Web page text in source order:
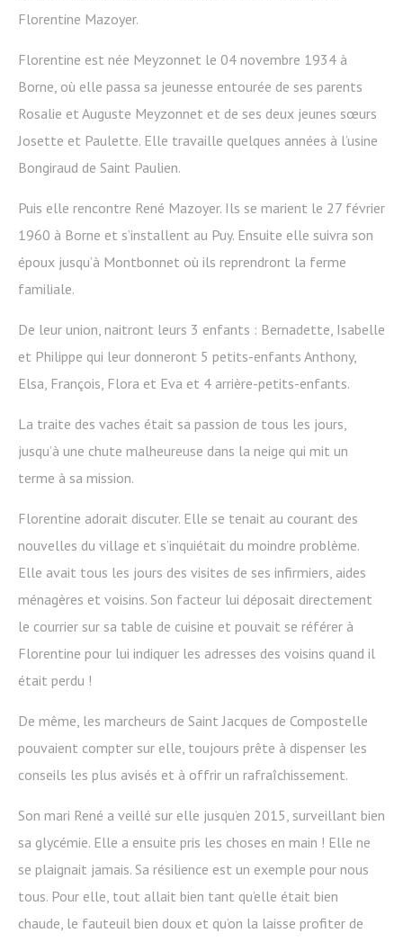
Florentine Mazoyer.
Florentine est née Meyzonnet le 04 novembre 1934 à
Borne, où elle passa sa jeunesse entourée de ses parents
Rosalie et Auguste Meyzonnet et de ses deux jeunes sœurs
Josette et Paulette. Elle travaille quelques années à l’usine
Bongiraud de Saint Paulien.
Puis elle rencontre René Mazoyer. Ils se marient le 27 février
1960 à Borne et s’installent au Puy. Ensuite elle suivra son
époux jusqu’à Montbonnet où ils reprendront la ferme
familiale.
De leur union, naitront leurs 3 enfants : Bernadette, Isabelle
et Philippe qui leur donneront 5 petits-enfants Anthony,
Elsa, François, Flora et Eva et 4 arrière-petits-enfants.
La traite des vaches était sa passion de tous les jours,
jusqu’à une chute malheureuse dans la neige qui mit un
terme à sa mission.
Florentine adorait discuter. Elle se tenait au courant des
nouvelles du village et s’inquiétait du moindre problème.
Elle avait tous les jours des visites de ses infirmiers, aides
ménagères et voisins. Son facteur lui déposait directement
le courrier sur sa table de cuisine et pouvait se référer à
Florentine pour lui indiquer les adresses des voisins quand il
était perdu !
De même, les marcheurs de Saint Jacques de Compostelle
pouvaient compter sur elle, toujours prête à dispenser les
conseils les plus avisés et à offrir un rafraîchissement.
Son mari René a veillé sur elle jusqu’en 2015, surveillant bien
sa glycémie. Elle a ensuite pris les choses en main ! Elle ne
se plaignait jamais. Sa résilience est un exemple pour nous
tous. Pour elle, tout allait bien tant qu’elle était bien
chaude, le fauteuil bien doux et qu’on la laisse profiter de